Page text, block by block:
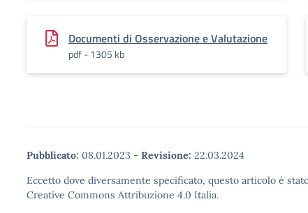
Documenti di Osservazione e Valutazione
pdf - 1305 kb
Pubblicato: 08.01.2023 - Revisione: 22.03.2024
Eccetto dove diversamente specificato, questo articolo è
Creative Commons Attribuzione 4.0 Italia.